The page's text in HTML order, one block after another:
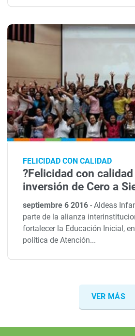
FELICIDAD CON CALIDAD
?Felicidad con
inversión de Cero a
septiembre 6 2016-Aldeas
parte de la alianza
fortalecer la Educación Inicial,
política de Atención...
VER MÁS